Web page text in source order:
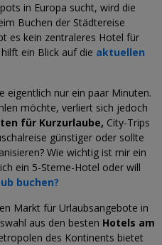
in Europa sucht, wird die
Buchen der Städtereise
es kein zentraleres Hotel für
ein Blick auf die aktuellen
eigentlich nur ein paar Minuten.
möchte, verliert sich jedoch
für Kurzurlaube, City-Trips
günstiger oder sollte
Wie wichtig ist mir ein
ein 5-Sterne-Hotel oder will
buchen?
Markt für Urlaubsangebote in
aus den besten Hotels am
des Kontinents bietet